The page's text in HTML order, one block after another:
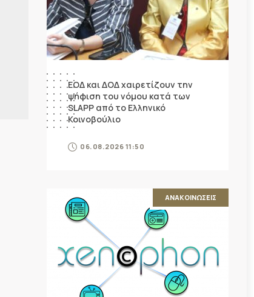
ΕΟΔ και ΔΟΔ χαιρετίζουν την
ψήφιση του νόμου κατά των
SLAPP από το Ελληνικό
Κοινοβούλιο
06.08.2026 11:50
ΑΝΑΚΟΙΝΩΣΕΙΣ